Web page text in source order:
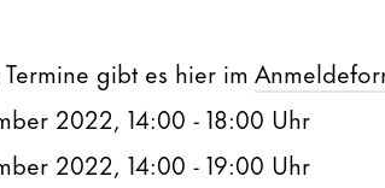
gibt es hier im
2022, 14:00 - 18:00 Uhr
2022, 14:00 - 19:00 Uhr